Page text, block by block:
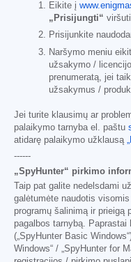
Eikite į
„Prisijungti“
Prisijunkite
Naršymo meniu
užsakymo /
prenumeratą, jei
užsakymus /
Jei turite klausimų ar
palaikymo tarnyba el. paštu
atidarę palaikymo užklausą
------
„SpyHunter“ pirkimo
Taip pat galite nedelsdami
galėtumėte naudotis
programų šalinimą ir prieigą
pagalbos tarnybą. Paprastai
(„SpyHunter Basic
Windows“ / „SpyHunter for